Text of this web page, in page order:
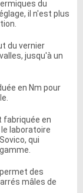
du
il n'est plus
du vernier
jusqu'à un
en Nm pour
fabriquée en
laboratoire
qui
des
mâles de